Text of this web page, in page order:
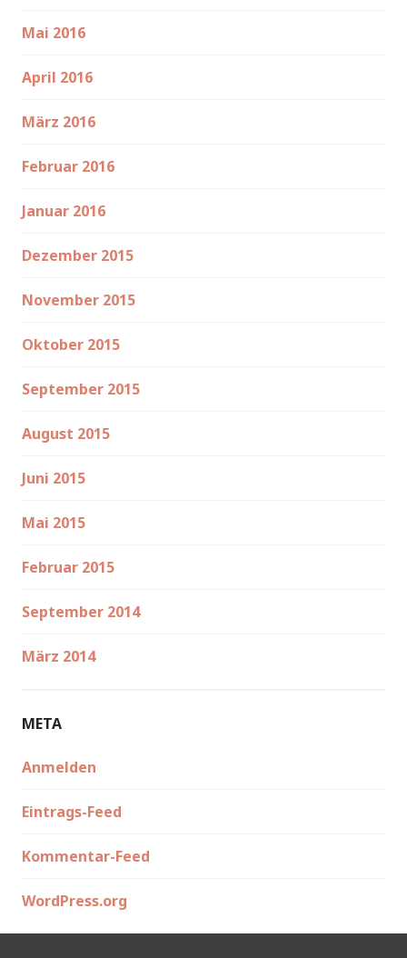
Mai 2016
April 2016
März 2016
Februar 2016
Januar 2016
Dezember 2015
November 2015
Oktober 2015
September 2015
August 2015
Juni 2015
Mai 2015
Februar 2015
September 2014
März 2014
META
Anmelden
Eintrags-Feed
Kommentar-Feed
WordPress.org